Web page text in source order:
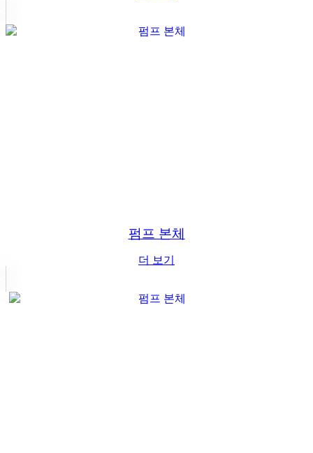
펌프 본체
더 보기